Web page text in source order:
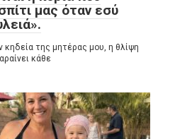
μας όταν εσύ
κηδεία της μητέρας μου, η θλίψη
κάθε